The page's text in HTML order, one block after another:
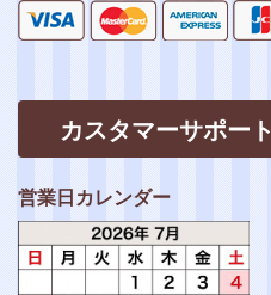
カスタマーサポート
営業日カレンダー